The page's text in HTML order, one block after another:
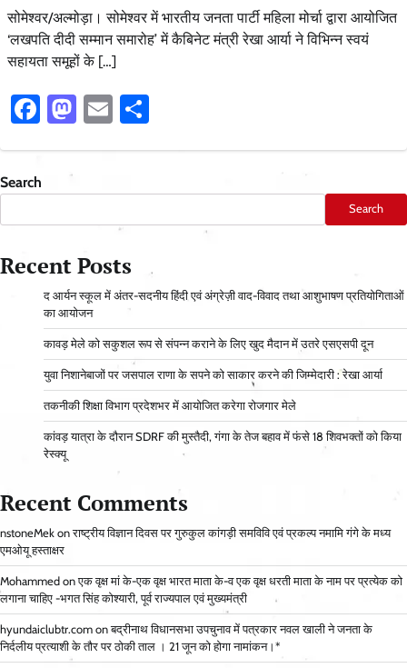
सोमेश्वर/अल्मोड़ा। सोमेश्वर में भारतीय जनता पार्टी महिला मोर्चा द्वारा आयोजित
‘लखपति दीदी सम्मान समारोह’ में कैबिनेट मंत्री रेखा आर्या ने विभिन्न स्वयं
सहायता समूहों के […]
Facebook
Mastodon
Email
Search
Search
Recent Posts
द आर्यन स्कूल में अंतर-सदनीय हिंदी एवं अंग्रेज़ी वाद-विवाद तथा आशुभाषण प्रतियोगिताओं
का आयोजन
कावड़ मेले को सकुशल रूप से संपन्न कराने के लिए खुद मैदान में उतरे एसएसपी दून
युवा निशानेबाजों पर जसपाल राणा के सपने को साकार करने की जिम्मेदारी : रेखा आर्या
तकनीकी शिक्षा विभाग प्रदेशभर में आयोजित करेगा रोजगार मेले
कांवड़ यात्रा के दौरान SDRF की मुस्तैदी, गंगा के तेज बहाव में फंसे 18 शिवभक्तों को किया
रेस्क्यू
Recent Comments
nstoneMek onराष्ट्रीय विज्ञान दिवस पर गुरुकुल कांगड़ी समविवि एवं प्रकल्प नमामि गंगे के मध्य
एमओयू हस्ताक्षर
Mohammed onएक वृक्ष मां के-एक वृक्ष भारत माता के-व एक वृक्ष धरती माता के नाम पर प्रत्येक को
लगाना चाहिए -भगत सिंह कोश्यारी, पूर्व राज्यपाल एवं मुख्यमंत्री
hyundaiclubtr.com onबद्रीनाथ विधानसभा उपचुनाव में पत्रकार नवल खाली ने जनता के
निर्दलीय प्रत्याशी के तौर पर ठोकी ताल । 21 जून को होगा नामांकन।*